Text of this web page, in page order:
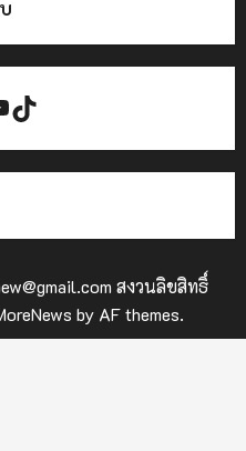
TikTok
สงวนลิขสิทธิ์
by AF themes.